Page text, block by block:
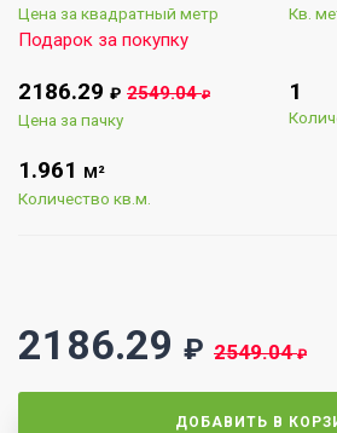
Цена за квадратный метр
Подарок за покупку
Кв.
2186.29 ₽ 2549.04₽
Цена за пачку
1
1.961 М²
Количество кв.м.
2186.29 ₽ 2549.04₽
ДОБАВИТЬ В